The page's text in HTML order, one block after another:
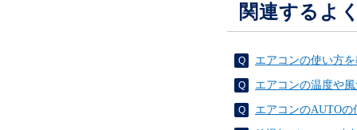
関連するよ
エアコンの使い方
エアコンの温度や
エアコンのAUTO